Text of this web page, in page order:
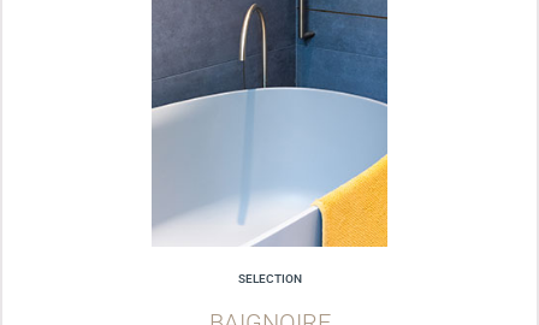
SELECTION